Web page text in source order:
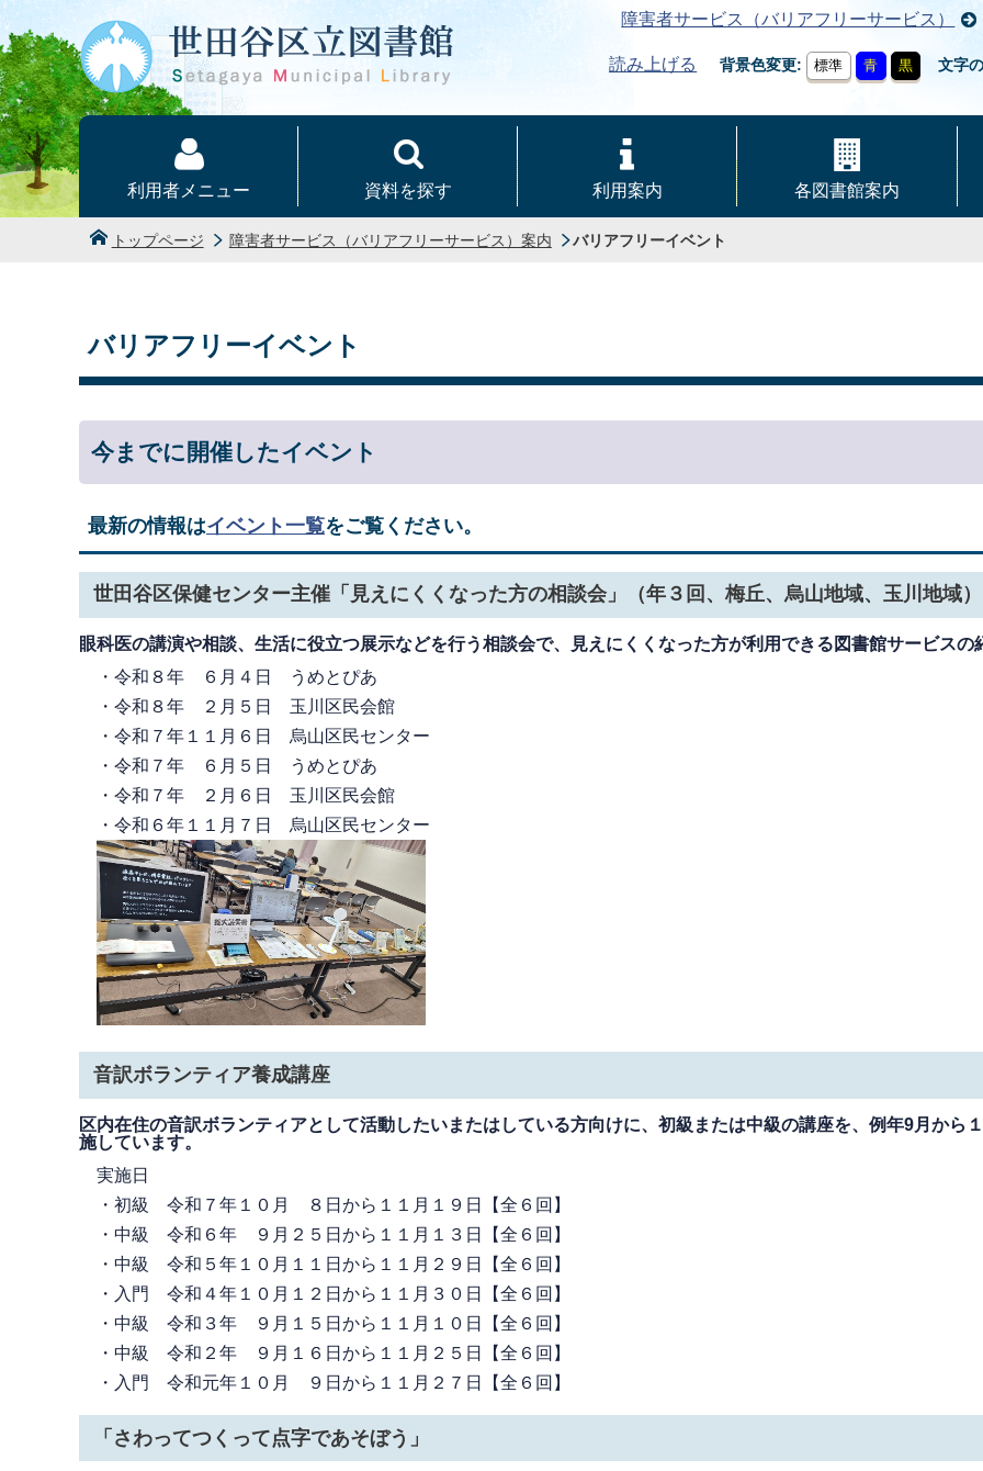
本文へ
障害者サービス（バリアフリーサービス）
読み上げる 背景色変更 標準 青 黒 文字
利用者メニュー 資料を探す 利用案内 各図書館案内
トップページ 障害者サービス（バリアフリーサービス）案内 バリアフリーイベント
バリアフリーイベント
今までに開催したイベント
最新の情報はイベント一覧をご覧ください。
世田谷区保健センター主催「見えにくくなった方の相談会」（年３回、梅丘、烏山地域、玉川地域）
眼科医の講演や相談、生活に役立つ展示などを行う相談会で、見えにくくなった方が利用できる図書館サービスの
・令和８年 ６月４日 うめとぴあ
・令和８年 ２月５日 玉川区民会館
・令和７年１１月６日 烏山区民センター
・令和７年 ６月５日 うめとぴあ
・令和７年 ２月６日 玉川区民会館
・令和６年１１月７日 烏山区民センター
音訳ボランティア養成講座
区内在住の音訳ボランティアとして活動したいまたはしている方向けに、初級または中級の講座を、例年9月から
施しています。
実施日
・初級 令和７年１０月 ８日から１１月１９日【全６回】
・中級 令和６年 ９月２５日から１１月１３日【全６回】
・中級 令和５年１０月１１日から１１月２９日【全６回】
・入門 令和４年１０月１２日から１１月３０日【全６回】
・中級 令和３年 ９月１５日から１１月１０日【全６回】
・中級 令和２年 ９月１６日から１１月２５日【全６回】
・入門 令和元年１０月 ９日から１１月２７日【全６回】
「さわってつくって点字であそぼう」